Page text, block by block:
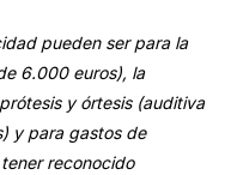
pueden ser para la
6.000 euros), la
y órtesis (auditiva
y para gastos de
tener reconocido